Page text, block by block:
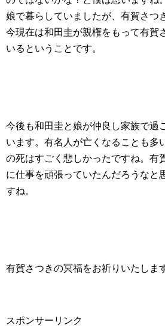
娘で暮らしていましたが、有賀さつ
今現在は和田圭が親権をもって有賀
いるということです。
今後も和田圭と娘が仲良し家族で過
います。有名人が亡くなることも多
の死はすごく悲しかったですね。有
に仕事を頑張っていたんだろうなと
すね。
有賀さつきの冥福をお祈りいたしま
スポンサーリンク